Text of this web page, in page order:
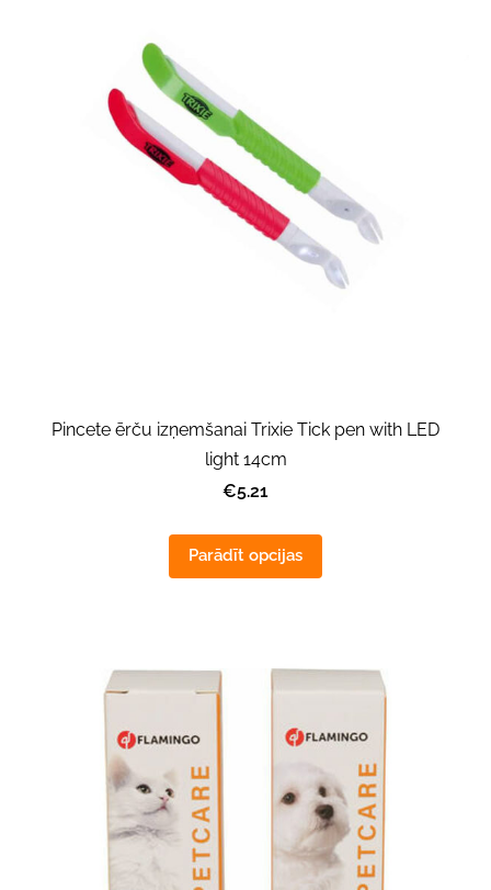
Pincete ērču izņemšanai Trixie Tick pen with LED
light 14cm
€5.21
Parādīt opcijas